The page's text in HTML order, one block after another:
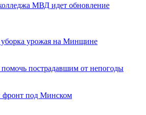
МВД идет обновление
уборка урожая на Минщине
пострадавшим от непогоды
фронт под Минском